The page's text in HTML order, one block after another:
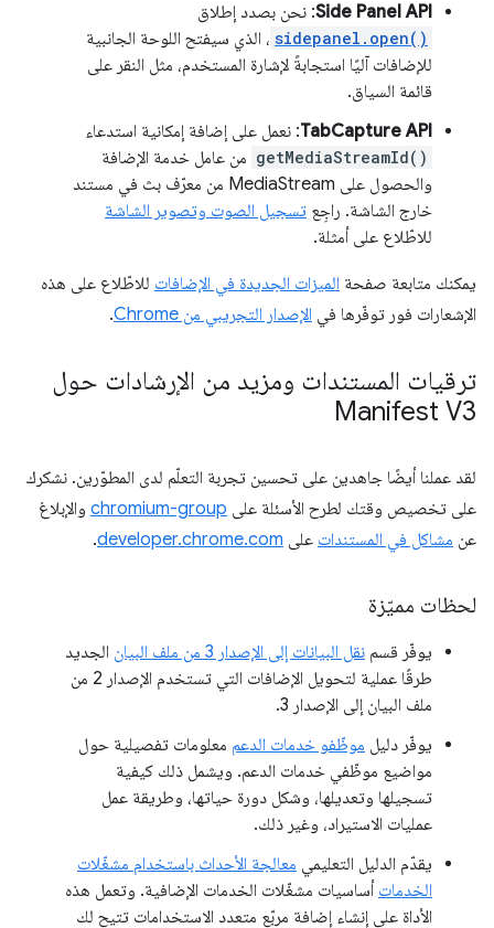
Side Panel API: نحن بصدد إطلاق
sidepanel.open() ، الذي سيفتح اللوحة الجانبية
للإضافات آليًا استجابةً لإشارة المستخدم، مثل النقر على
قائمة السياق.
TabCapture API: نعمل على إضافة إمكانية استدعاء
getMediaStreamId() من عامل خدمة الإضافة
والحصول على MediaStream من معرّف بث في مستند
خارج الشاشة. راجِع تسجيل الصوت وتصوير الشاشة
للاطّلاع على أمثلة.
يمكنك متابعة صفحة الميزات الجديدة في الإضافات للاطّلاع على هذه
الإشعارات فور توفّرها في الإصدار التجريبي من Chrome .
ترقيات المستندات ومزيد من الإرشادات حول
Manifest V3
لقد عملنا أيضًا جاهدين على تحسين تجربة التعلّم لدى المطوّرين. نشكرك
على تخصيص وقتك لطرح الأسئلة على chromium-group والإبلاغ
عن مشاكل في المستندات على developer.chrome.com
.
لحظات مميّزة
يوفّر قسم نقل البيانات إلى الإصدار 3 من ملف البيان
الجديد
طرقًا عملية لتحويل الإضافات التي تستخدم الإصدار 2 من
ملف البيان إلى الإصدار 3.
يوفّر دليل موظّفو خدمات الدعم معلومات تفصيلية حول
مواضيع موظّفي خدمات الدعم. ويشمل ذلك كيفية
تسجيلها وتعديلها، وشكل دورة حياتها، وطريقة عمل
عمليات الاستيراد، وغير ذلك.
يقدّم الدليل التعليمي معالجة الأحداث باستخدام مشغّلات
الخدمات أساسيات مشغّلات الخدمات الإضافية. وتعمل هذه
الأداة على إنشاء إضافة مربّع متعدد الاستخدامات تتيح لك